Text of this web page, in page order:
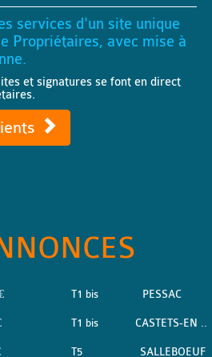
services d'un site unique
Propriétaires, avec mise à
et signatures se font en direct
T1 bis PESSAC
T1 bis CASTETS-EN ..
T5 SALLEBOEUF